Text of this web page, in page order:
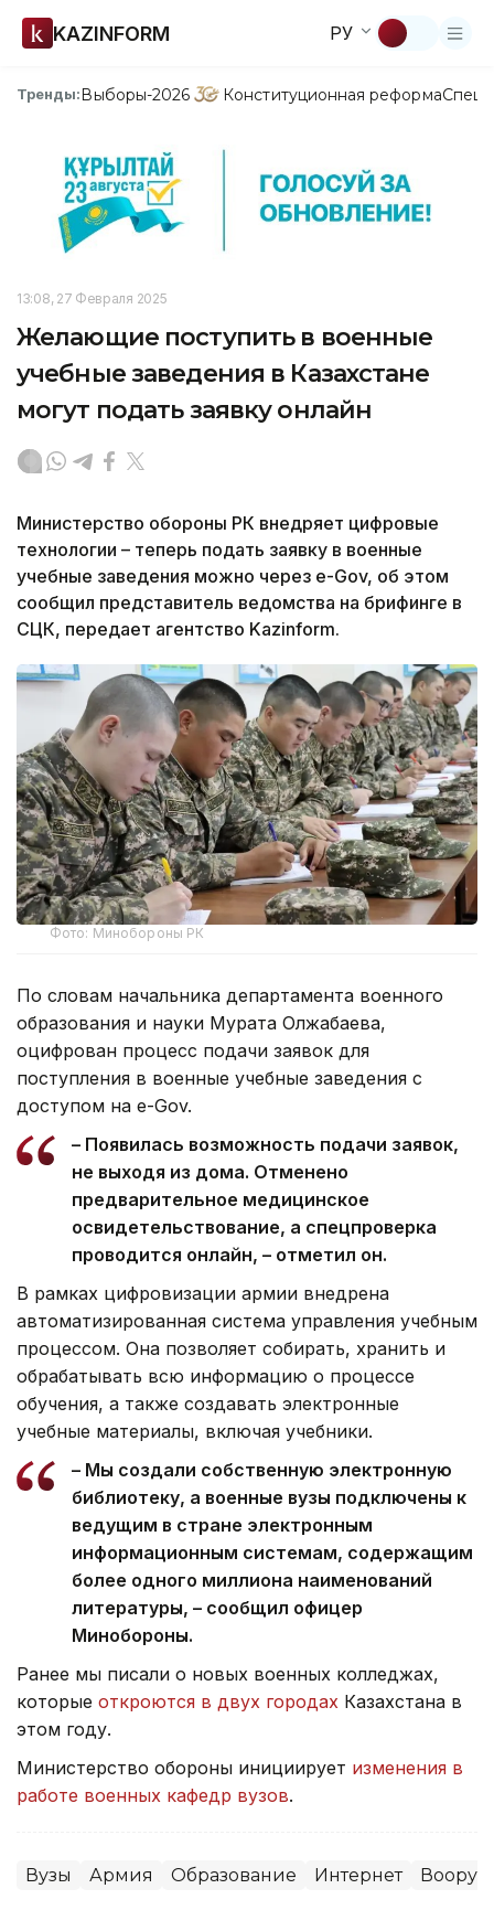
KAZINFORM РУ
Тренды:Выборы-2026 Конституционная реформа
13:08, 27 Февраля 2025
Желающие поступить в военные
учебные заведения в Казахстане
могут подать заявку онлайн
Министерство обороны РК внедряет цифровые
технологии – теперь подать заявку в военные
учебные заведения можно через e-Gov, об этом
сообщил представитель ведомства на брифинге в
СЦК, передает агентство Kazinform.
Фото: Минобороны РК
По словам начальника департамента военного
образования и науки Мурата Олжабаева,
оцифрован процесс подачи заявок для
поступления в военные учебные заведения с
доступом на е-Gov.
– Появилась возможность подачи заявок,
не выходя из дома. Отменено
предварительное медицинское
освидетельствование, а спецпроверка
проводится онлайн, – отметил он.
В рамках цифровизации армии внедрена
автоматизированная система управления учебным
процессом. Она позволяет собирать, хранить и
обрабатывать всю информацию о процессе
обучения, а также создавать электронные
учебные материалы, включая учебники.
– Мы создали собственную электронную
библиотеку, а военные вузы подключены к
ведущим в стране электронным
информационным системам, содержащим
более одного миллиона наименований
литературы, – сообщил офицер
Минобороны.
Ранее мы писали о новых военных колледжах,
которые откроются в двух городах Казахстана в
этом году.
Министерство обороны инициирует изменения в
работе военных кафедр вузов.
Вузы Армия Образование Интернет